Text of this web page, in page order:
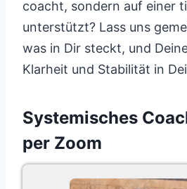
coacht, sondern auf einer
unterstützt? Lass uns
was in Dir steckt, und
Klarheit und Stabilität in
Systemisches
per Zoom